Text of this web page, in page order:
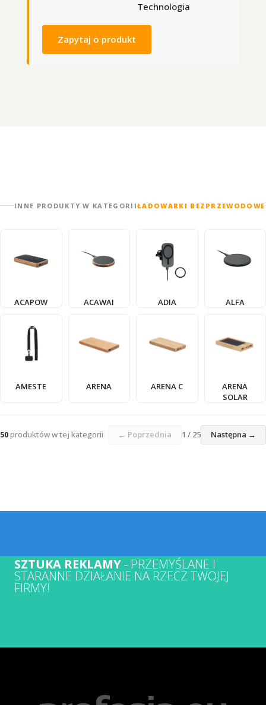
Technologia
Zapytaj o produkt
INNE PRODUKTY W KATEGORIIŁADOWARKI BEZPRZEWODOWE
ACAPOW ACAWAI ADIA ALFA
AMESTE ARENA ARENA C
ARENA
SOLAR
50produktów w tej kategorii ← Poprzednia 1 / 25 Następna →
SZTUKA REKLAMY- PRZEMYŚLANE I
STARANNE DZIAŁANIE NA RZECZ TWOJEJ
FIRMY!